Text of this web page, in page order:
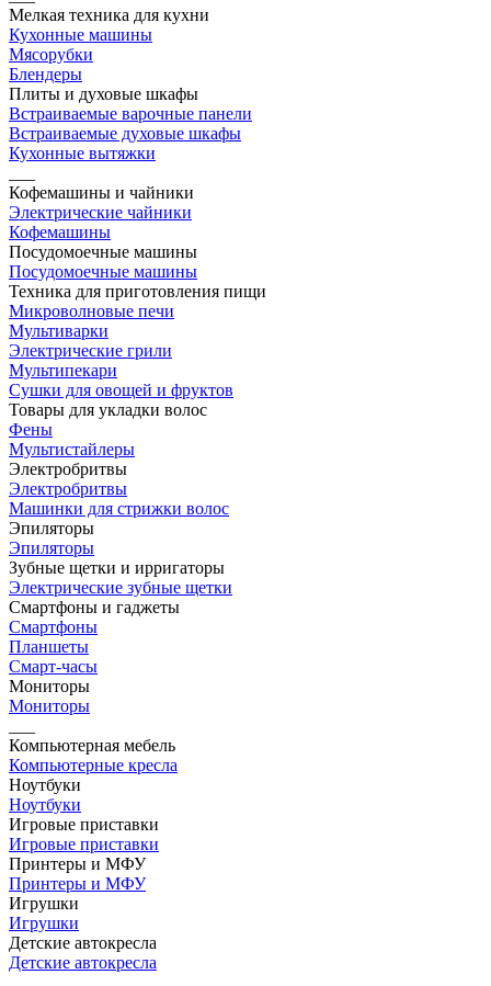
Мелкая техника для кухни
Кухонные машины
Мясорубки
Блендеры
Плиты и духовые шкафы
Встраиваемые варочные панели
Встраиваемые духовые шкафы
Кухонные вытяжки
Кофемашины и чайники
Электрические чайники
Кофемашины
Посудомоечные машины
Посудомоечные машины
Техника для приготовления пищи
Микроволновые печи
Мультиварки
Электрические грили
Мультипекари
Сушки для овощей и фруктов
Товары для укладки волос
Фены
Мультистайлеры
Электробритвы
Электробритвы
Машинки для стрижки волос
Эпиляторы
Эпиляторы
Зубные щетки и ирригаторы
Электрические зубные щетки
Смартфоны и гаджеты
Смартфоны
Планшеты
Смарт-часы
Мониторы
Мониторы
Компьютерная мебель
Компьютерные кресла
Ноутбуки
Ноутбуки
Игровые приставки
Игровые приставки
Принтеры и МФУ
Принтеры и МФУ
Игрушки
Игрушки
Детские автокресла
Детские автокресла